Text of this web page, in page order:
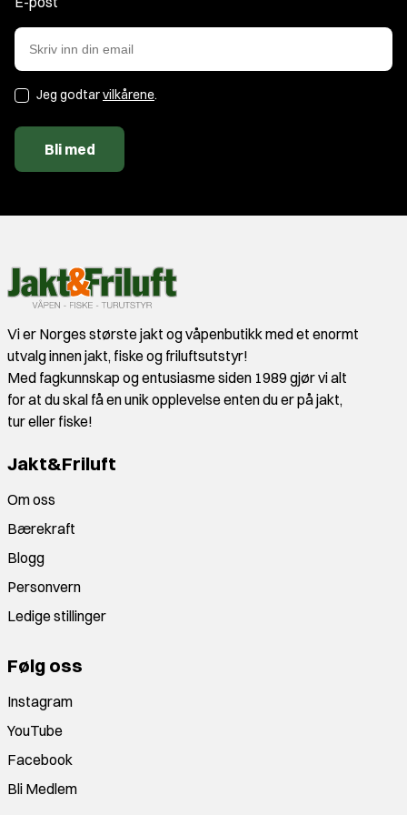
Jeg godtarvilkårene.
Bli med
Vi er Norges største jakt og våpenbutikk med et enormt
utvalg innen jakt, fiske og friluftsutstyr!
Med fagkunnskap og entusiasme siden 1989 gjør vi alt
for at du skal få en unik opplevelse enten du er på jakt,
tur eller fiske!
Jakt&Friluft
Om oss
Bærekraft
Blogg
Personvern
Ledige stillinger
Følg oss
Instagram
YouTube
Facebook
Bli Medlem